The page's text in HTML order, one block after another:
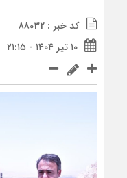
کد خبر : 88032
۱۰ تیر ۱۴۰۴ - ۲۱:۱۵